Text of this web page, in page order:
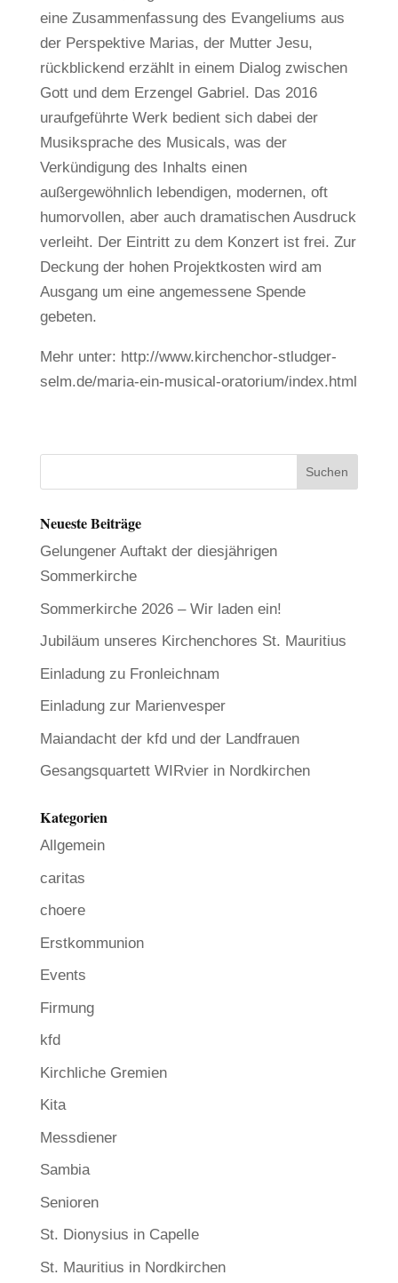
eine Zusammenfassung des Evangeliums aus
der Perspektive Marias, der Mutter Jesu,
rückblickend erzählt in einem Dialog zwischen
Gott und dem Erzengel Gabriel. Das 2016
uraufgeführte Werk bedient sich dabei der
Musiksprache des Musicals, was der
Verkündigung des Inhalts einen
außergewöhnlich lebendigen, modernen, oft
humorvollen, aber auch dramatischen Ausdruck
verleiht. Der Eintritt zu dem Konzert ist frei. Zur
Deckung der hohen Projektkosten wird am
Ausgang um eine angemessene Spende
gebeten.
Mehr unter: http://www.kirchenchor-stludger-
selm.de/maria-ein-musical-oratorium/index.html
Neueste Beiträge
Gelungener Auftakt der diesjährigen
Sommerkirche
Sommerkirche 2026 – Wir laden ein!
Jubiläum unseres Kirchenchores St. Mauritius
Einladung zu Fronleichnam
Einladung zur Marienvesper
Maiandacht der kfd und der Landfrauen
Gesangsquartett WIRvier in Nordkirchen
Kategorien
Allgemein
caritas
choere
Erstkommunion
Events
Firmung
kfd
Kirchliche Gremien
Kita
Messdiener
Sambia
Senioren
St. Dionysius in Capelle
St. Mauritius in Nordkirchen